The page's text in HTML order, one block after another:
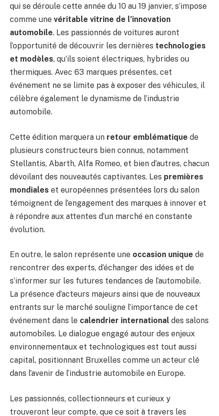
qui se déroule cette année du 10 au 19 janvier, s’impose
comme une véritable vitrine de l’innovation
automobile. Les passionnés de voitures auront
l’opportunité de découvrir les dernières technologies
et modèles, qu’ils soient électriques, hybrides ou
thermiques. Avec 63 marques présentes, cet
événement ne se limite pas à exposer des véhicules, il
célèbre également le dynamisme de l’industrie
automobile.
Cette édition marquera un retour emblématique de
plusieurs constructeurs bien connus, notamment
Stellantis, Abarth, Alfa Romeo, et bien d’autres, chacun
dévoilant des nouveautés captivantes. Les premières
mondiales et européennes présentées lors du salon
témoignent de l’engagement des marques à innover et
à répondre aux attentes d’un marché en constante
évolution.
En outre, le salon représente une occasion unique de
rencontrer des experts, d’échanger des idées et de
s’informer sur les futures tendances de l’automobile.
La présence d’acteurs majeurs ainsi que de nouveaux
entrants sur le marché souligne l’importance de cet
événement dans le calendrier international des salons
automobiles. Le dialogue engagé autour des enjeux
environnementaux et technologiques est tout aussi
capital, positionnant Bruxelles comme un acteur clé
dans l’avenir de l’industrie automobile en Europe.
Les passionnés, collectionneurs et curieux y
trouveront leur compte, que ce soit à travers les